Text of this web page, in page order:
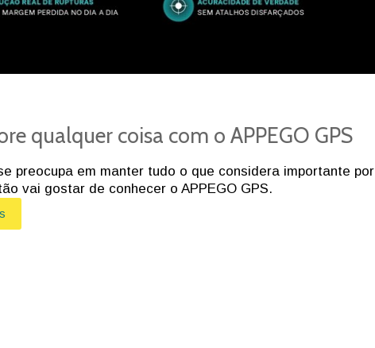
qualquer coisa com o APPEGO GPS
preocupa em manter tudo o que considera importante por
vai gostar de conhecer o APPEGO GPS.